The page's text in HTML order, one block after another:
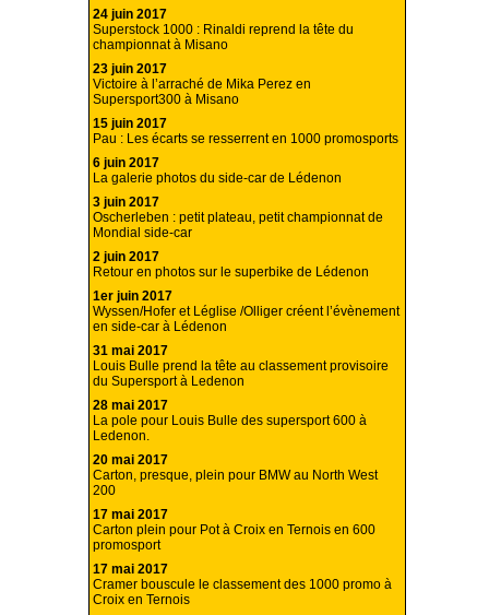
24 juin 2017
Superstock 1000 : Rinaldi reprend la tête du
championnat à Misano
23 juin 2017
Victoire à l’arraché de Mika Perez en
Supersport300 à Misano
15 juin 2017
Pau : Les écarts se resserrent en 1000 promosports
6 juin 2017
La galerie photos du side-car de Lédenon
3 juin 2017
Oscherleben : petit plateau, petit championnat de
Mondial side-car
2 juin 2017
Retour en photos sur le superbike de Lédenon
1er juin 2017
Wyssen/Hofer et Léglise /Olliger créent l’évènement
en side-car à Lédenon
31 mai 2017
Louis Bulle prend la tête au classement provisoire
du Supersport à Ledenon
28 mai 2017
La pole pour Louis Bulle des supersport 600 à
Ledenon.
20 mai 2017
Carton, presque, plein pour BMW au North West
200
17 mai 2017
Carton plein pour Pot à Croix en Ternois en 600
promosport
17 mai 2017
Cramer bouscule le classement des 1000 promo à
Croix en Ternois